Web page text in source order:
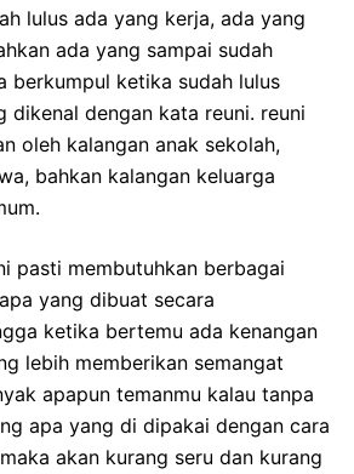
lulus ada yang kerja, ada yang
ada yang sampai sudah
berkumpul ketika sudah lulus
dikenal dengan kata reuni. reuni
oleh kalangan anak sekolah,
bahkan kalangan keluarga
pasti membutuhkan berbagai
yang dibuat secara
ketika bertemu ada kenangan
lebih memberikan semangat
apapun temanmu kalau tanpa
apa yang di dipakai dengan cara
akan kurang seru dan kurang